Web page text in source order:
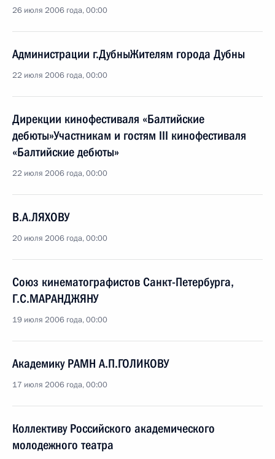
26 июля 2006 года, 00:00
Администрации г.ДубныЖителям города Дубны
22 июля 2006 года, 00:00
Дирекции кинофестиваля «Балтийские
дебюты»Участникам и гостям III кинофестиваля
«Балтийские дебюты»
22 июля 2006 года, 00:00
В.А.ЛЯХОВУ
20 июля 2006 года, 00:00
Союз кинематографистов Санкт-Петербурга,
Г.С.МАРАНДЖЯНУ
19 июля 2006 года, 00:00
Академику РАМН А.П.ГОЛИКОВУ
17 июля 2006 года, 00:00
Коллективу Российского академического
молодежного театра